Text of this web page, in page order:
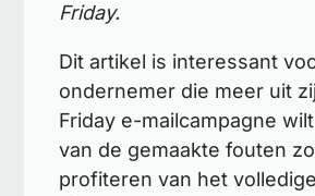
Friday.
Dit artikel is interessant
ondernemer die meer uit
Friday e-mailcampagne
van de gemaakte fouten
profiteren van het